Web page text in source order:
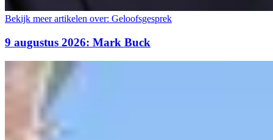
Bekijk meer artikelen over: Geloofsgesprek
9 augustus 2026: Mark Buck